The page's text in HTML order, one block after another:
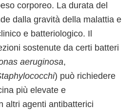
corporeo. La durata del
dalla gravità della malattia e
e batteriologico. Il
sostenute da certi batteri
aeruginosa,
) può richiedere
più elevate e
altri agenti antibatterici